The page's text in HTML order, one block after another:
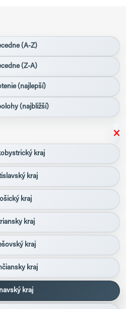
(A-Z)
(Z-A)
(najlepší)
(najbližší)
kraj
kraj
kraj
kraj
kraj
kraj
kraj